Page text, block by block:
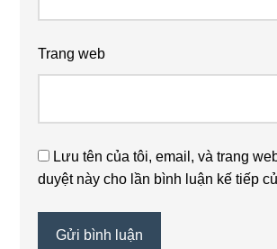
Trang web
Lưu tên của tôi, email, và trang
duyệt này cho lần bình luận kế tiếp